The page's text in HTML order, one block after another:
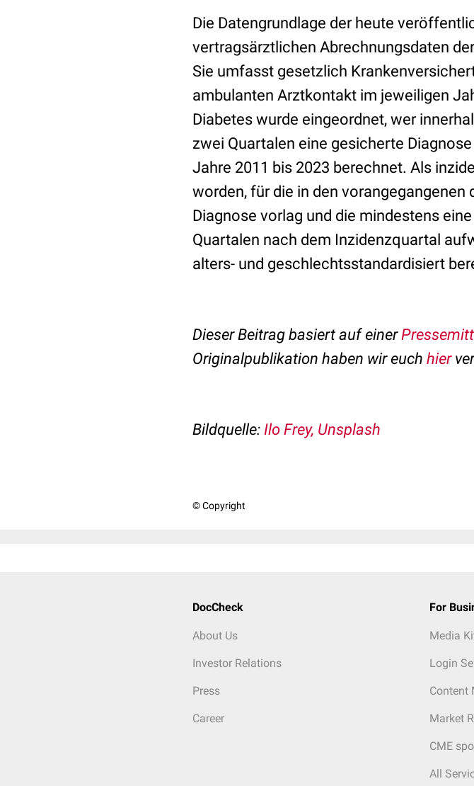
Die Datengrundlage der heute
vertragsärztlichen Abrechnungsdaten
Sie umfasst gesetzlich
ambulanten Arztkontakt im jeweiligen
Diabetes wurde eingeordnet, wer
zwei Quartalen eine gesicherte
Jahre 2011 bis 2023 berechnet. Als
worden, für die in den
Diagnose vorlag und die mindestens
Quartalen nach dem Inzidenzquartal
alters- und geschlechtsstandardisiert
Dieser Beitrag basiert auf einer
Originalpublikation haben wir euch hier
Bildquelle: Ilo Frey, Unsplash
© Copyright
DocCheck
About Us
Investor Relations
Press
Career
For
Media
Login
Content
Market
CME
All